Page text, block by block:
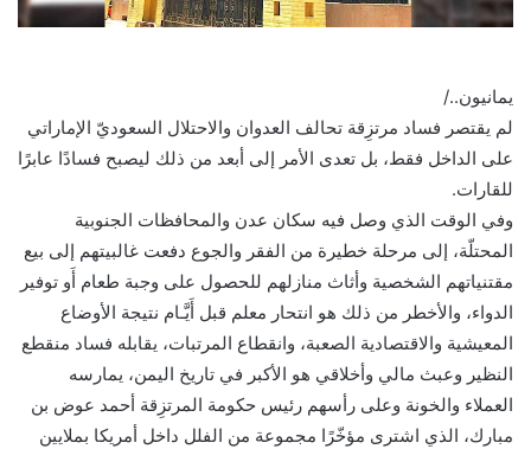
يمانيون../
لم يقتصر فساد مرتزِقة تحالف العدوان والاحتلال السعوديّ الإماراتي
على الداخل فقط، بل تعدى الأمر إلى أبعد من ذلك ليصبح فسادًا عابرًا
للقارات.
وفي الوقت الذي وصل فيه سكان عدن والمحافظات الجنوبية
المحتلّة، إلى مرحلة خطيرة من الفقر والجوع دفعت غالبيتهم إلى بيع
مقتنياتهم الشخصية وأثاث منازلهم للحصول على وجبة طعام أَو توفير
الدواء، والأخطر من ذلك هو انتحار معلم قبل أَيَّـام نتيجة الأوضاع
المعيشية والاقتصادية الصعبة، وانقطاع المرتبات، يقابله فساد منقطع
النظير وعبث مالي وأخلاقي هو الأكبر في تاريخ اليمن، يمارسه
العملاء والخونة وعلى رأسهم رئيس حكومة المرتزِقة أحمد عوض بن
مبارك، الذي اشترى مؤخّرًا مجموعة من الفلل داخل أمريكا بملايين